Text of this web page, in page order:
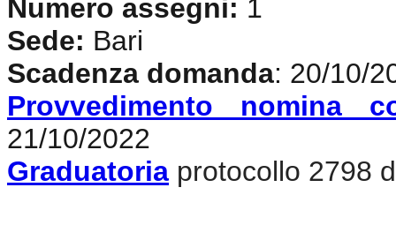
Numero assegni: 1
Sede: Bari
Scadenza domanda: 20/10/
Provvedimento nomina
21/10/2022
Graduatoria protocollo 2798